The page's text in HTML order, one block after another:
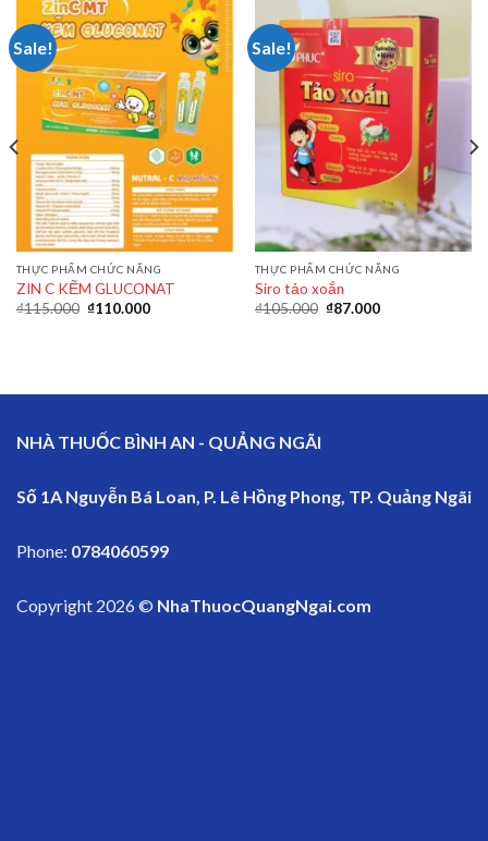
Sale!
THỰC PHẨM CHỨC NĂNG
ZIN C KẼM GLUCONAT
₫115.000 ₫110.000
Sale!
THỰC PHẨM CHỨC NĂNG
Siro tảo xoắn
₫105.000 ₫87.000
NHÀ THUỐC BÌNH AN - QUẢNG NGÃI
Số 1A Nguyễn Bá Loan, P. Lê Hồng Phong, TP. Quảng Ngãi
Phone: 0784060599
Copyright 2026 © NhaThuocQuangNgai.com